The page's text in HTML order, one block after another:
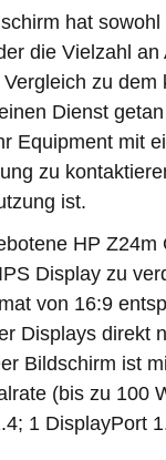
hat
die Vielzahl
zu
Dienst
Equipment mit
zu
ist.
HP
Display zu
von 16:9
Displays direkt
Bildschirm ist
(bis zu 100
1 DisplayPort